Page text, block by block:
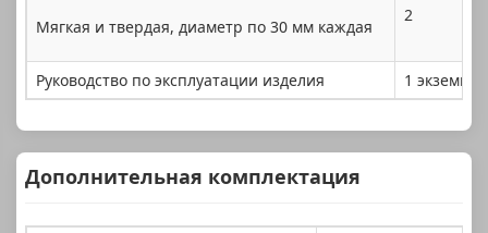
Мягкая и твердая, диаметр по 30 мм каждая
2
Руководство по эксплуатации изделия 1
Дополнительная комплектация